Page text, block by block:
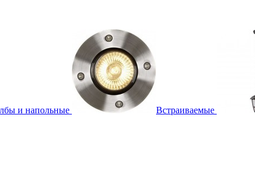
и напольные Встраиваемые